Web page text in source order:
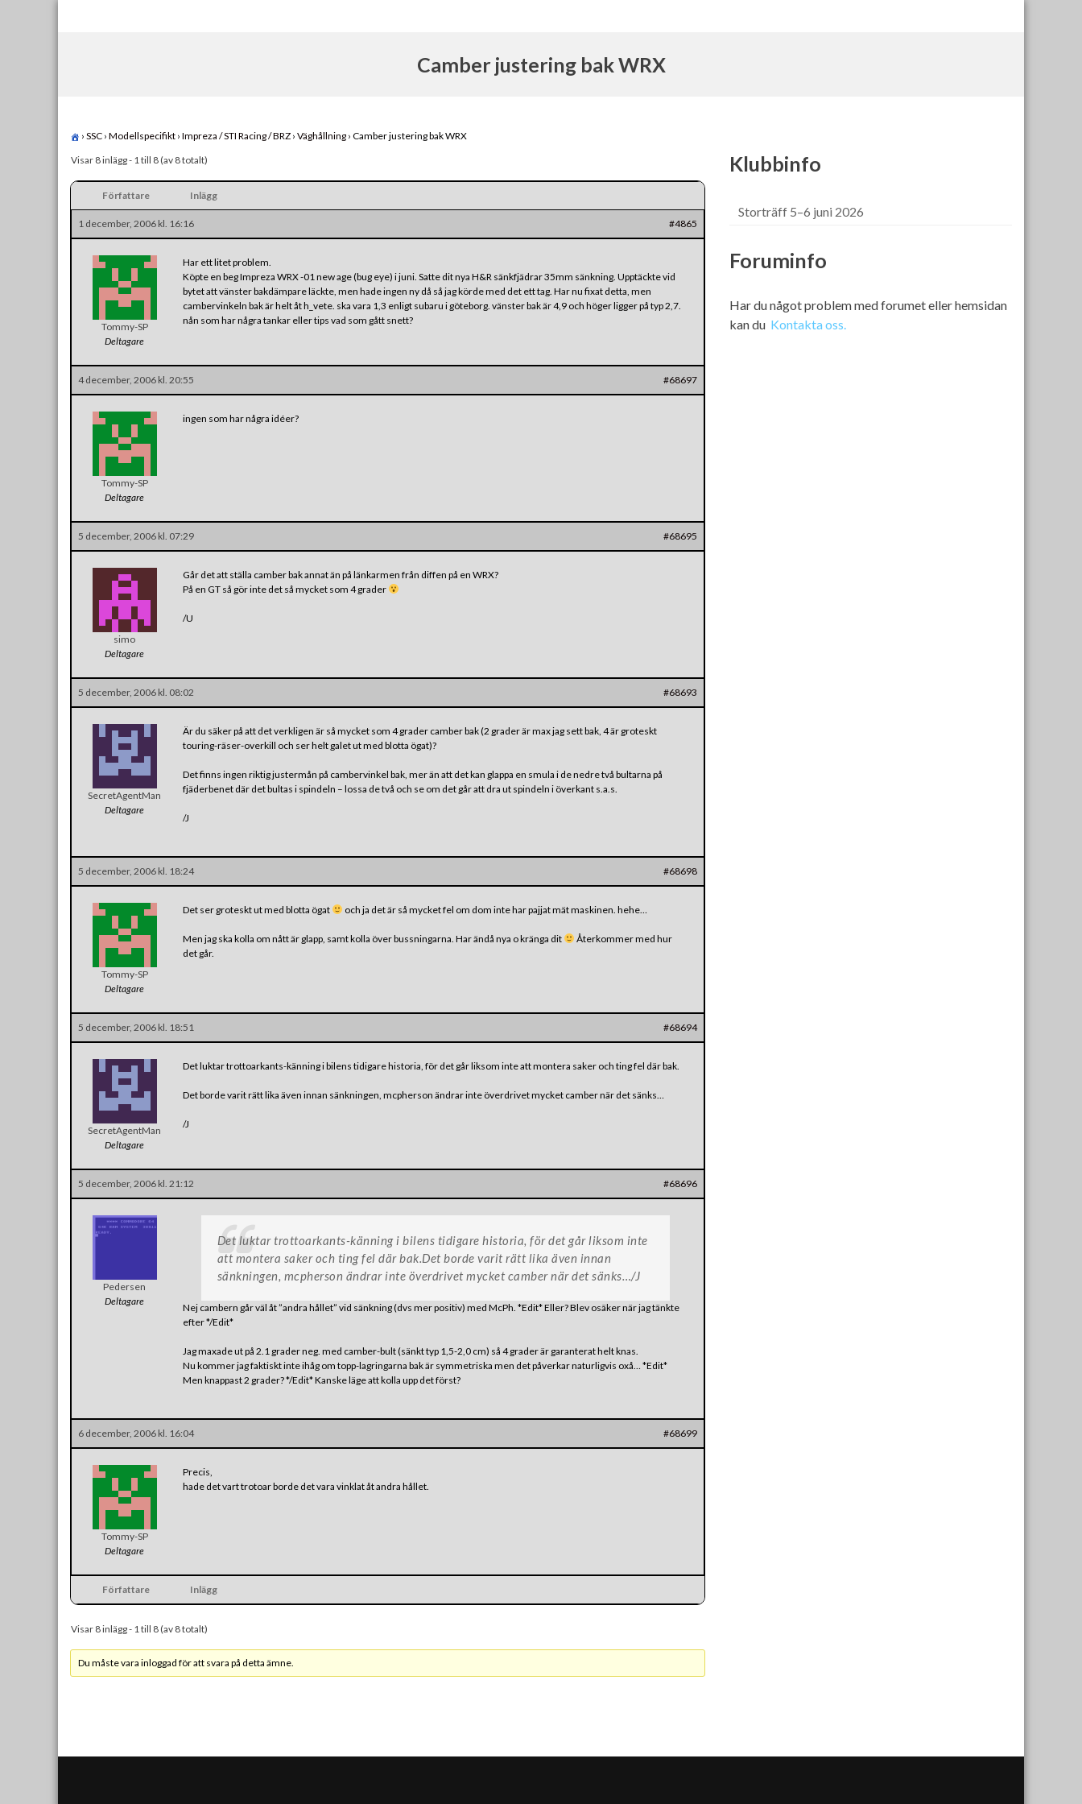
Camber justering bak WRX
› SSC › Modellspecifikt › Impreza / STI Racing / BRZ › Väghållning › Camber justering bak WRX
Visar 8 inlägg - 1 till 8 (av 8 totalt)
Författare Inlägg
1 december, 2006 kl. 16:16 #4865
Tommy-SP
Deltagare
Har ett litet problem.
Köpte en beg Impreza WRX -01 new age (bug eye) i juni. Satte dit nya H&R sänkfjädrar 35mm sänkning. Upptäckte vid
bytet att vänster bakdämpare läckte, men hade ingen ny då så jag körde med det ett tag. Har nu fixat detta, men
cambervinkeln bak är helt åt h_vete. ska vara 1,3 enligt subaru i göteborg. vänster bak är 4,9 och höger ligger på typ 2,7.
nån som har några tankar eller tips vad som gått snett?
4 december, 2006 kl. 20:55 #68697
Tommy-SP
Deltagare
ingen som har några idéer?
5 december, 2006 kl. 07:29 #68695
simo
Deltagare
Går det att ställa camber bak annat än på länkarmen från diffen på en WRX?
På en GT så gör inte det så mycket som 4 grader
/U
5 december, 2006 kl. 08:02 #68693
SecretAgentMan
Deltagare
Är du säker på att det verkligen är så mycket som 4 grader camber bak (2 grader är max jag sett bak, 4 är groteskt
touring-räser-overkill och ser helt galet ut med blotta ögat)?
Det finns ingen riktig justermån på cambervinkel bak, mer än att det kan glappa en smula i de nedre två bultarna på
fjäderbenet där det bultas i spindeln – lossa de två och se om det går att dra ut spindeln i överkant s.a.s.
/J
5 december, 2006 kl. 18:24 #68698
Tommy-SP
Deltagare
Det ser groteskt ut med blotta ögat och ja det är så mycket fel om dom inte har pajjat mät maskinen. hehe…
Men jag ska kolla om nått är glapp, samt kolla över bussningarna. Har ändå nya o kränga dit
Återkommer med hur
det går.
5 december, 2006 kl. 18:51 #68694
SecretAgentMan
Deltagare
Det luktar trottoarkants-känning i bilens tidigare historia, för det går liksom inte att montera saker och ting fel där bak.
Det borde varit rätt lika även innan sänkningen, mcpherson ändrar inte överdrivet mycket camber när det sänks…
/J
5 december, 2006 kl. 21:12 #68696
Pedersen
Deltagare
Det luktar trottoarkants-känning i bilens tidigare historia, för det går liksom inte
att montera saker och ting fel där bak.Det borde varit rätt lika även innan
sänkningen, mcpherson ändrar inte överdrivet mycket camber när det sänks…/J
Nej cambern går väl åt ”andra hållet” vid sänkning (dvs mer positiv) med McPh. *Edit* Eller? Blev osäker när jag tänkte
efter */Edit*
Jag maxade ut på 2.1 grader neg. med camber-bult (sänkt typ 1,5-2,0 cm) så 4 grader är garanterat helt knas.
Nu kommer jag faktiskt inte ihåg om topp-lagringarna bak är symmetriska men det påverkar naturligvis oxå… *Edit*
Men knappast 2 grader? */Edit* Kanske läge att kolla upp det först?
6 december, 2006 kl. 16:04 #68699
Tommy-SP
Deltagare
Precis,
hade det vart trotoar borde det vara vinklat åt andra hållet.
Författare Inlägg
Visar 8 inlägg - 1 till 8 (av 8 totalt)
Du måste vara inloggad för att svara på detta ämne.
Klubbinfo
Storträff 5–6 juni 2026
Foruminfo
Har du något problem med forumet eller hemsidan
kan du Kontakta oss.